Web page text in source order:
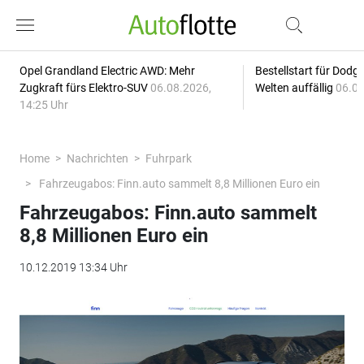
Opel Grandland Electric AWD: Mehr
Zugkraft fürs Elektro-SUV 06.08.2026,
14:25 Uhr
Bestellstart für
Welten auffällig
Home Nachrichten
Fuhrpark
Fahrzeugabos: Finn.auto sammelt 8,8 Millionen Euro ein
Fahrzeugabos: Finn.auto sammelt
8,8 Millionen Euro ein
10.12.2019 13:34 Uhr